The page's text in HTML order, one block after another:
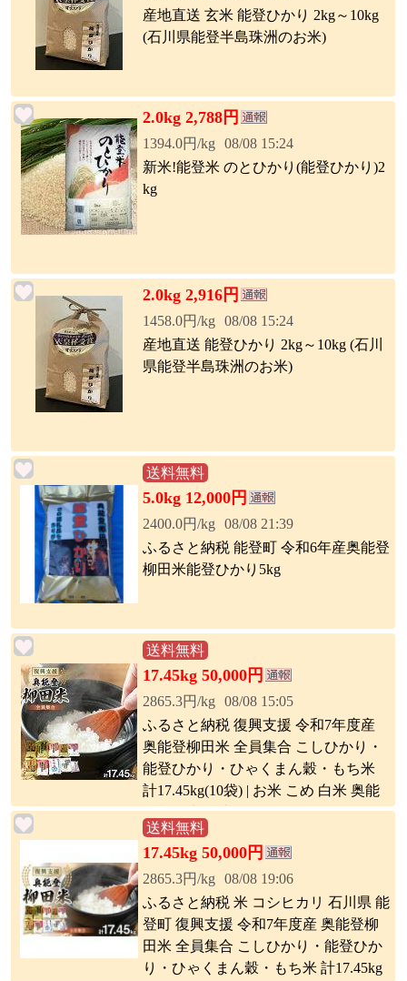
産地直送 玄米 能登ひかり 2kg～10kg
(石川県能登半島珠洲のお米)
2.0kg 2,788円
1394.0円/kg 08/08 15:24
新米!能登米 のとひかり(能登ひかり)2
kg
2.0kg 2,916円
1458.0円/kg 08/08 15:24
産地直送 能登ひかり 2kg～10kg (石川
県能登半島珠洲のお米)
送料無料
5.0kg 12,000円
2400.0円/kg 08/08 21:39
ふるさと納税 能登町 令和6年産奥能登
柳田米能登ひかり5kg
送料無料
17.45kg 50,000円
2865.3円/kg 08/08 15:05
ふるさと納税 復興支援 令和7年度産
奥能登柳田米 全員集合 こしひかり・
能登ひかり・ひゃくまん穀・もち米
計17.45kg(10袋) | お米 こめ 白米 奥能
登柳田米 精米 コシヒカリ のとひかり
ひゃくまん穀 ごはん ご飯 おにぎり お
むすび 弁当 人気 おすすめ 送料無料
送料無料
17.45kg 50,000円
2865.3円/kg 08/08 19:06
ふるさと納税 米 コシヒカリ 石川県 能
登町 復興支援 令和7年度産 奥能登柳
田米 全員集合 こしひかり・能登ひか
り・ひゃくまん穀・もち米 計17.45kg